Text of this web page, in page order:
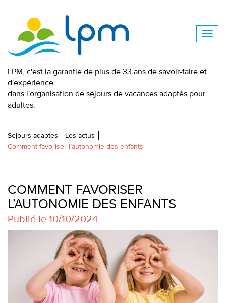
LPM, c'est la garantie de plus de 33 ans de savoir-faire et
d'expérience
dans l'organisation de séjours de vacances adaptés pour
adultes.
Séjours adaptés
Les actus
Comment favoriser l’autonomie des enfants
COMMENT FAVORISER
L’AUTONOMIE DES ENFANTS
Publié le 10/10/2024